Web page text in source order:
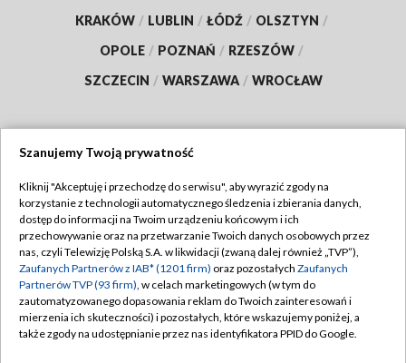
KRAKÓW / LUBLIN / ŁÓDŹ / OLSZTYN /
OPOLE / POZNAŃ / RZESZÓW /
SZCZECIN / WARSZAWA / WROCŁAW
TVP
Abonament TVP
Emisja w TVP
Centrum informacji TVP
Naziemna Telewizja Cyfrowa
Regulamin TVP
Polityka prywatności
Moje zgody
Pomoc
Szanujemy Twoją prywatność
Kliknij "Akceptuję i przechodzę do serwisu", aby wyrazić zgody na
korzystanie z technologii automatycznego śledzenia i zbierania danych,
dostęp do informacji na Twoim urządzeniu końcowym i ich
przechowywanie oraz na przetwarzanie Twoich danych osobowych przez
nas, czyli Telewizję Polską S.A. w likwidacji (zwaną dalej również „TVP”),
Zaufanych Partnerów z IAB* (1201 firm) oraz pozostałych Zaufanych
Partnerów TVP (93 firm), w celach marketingowych (w tym do
zautomatyzowanego dopasowania reklam do Twoich zainteresowań i
mierzenia ich skuteczności) i pozostałych, które wskazujemy poniżej, a
także zgody na udostępnianie przez nas identyfikatora PPID do Google.